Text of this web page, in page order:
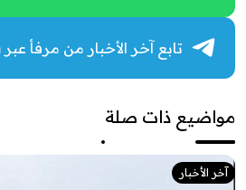
تابع آخر الأخبار من مرفأ عبر Telegram
مواضيع ذات صلة
آخر الأخبار